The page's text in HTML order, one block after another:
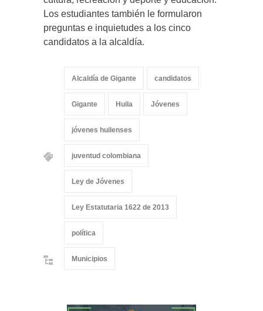
Los estudiantes también le formularon
preguntas e inquietudes a los cinco
candidatos a la alcaldía.
Alcaldía de Gigante candidatos
Gigante Huila Jóvenes
jóvenes huilenses
juventud colombiana
Ley de Jóvenes
Ley Estatutaria 1622 de 2013
política
Municipios